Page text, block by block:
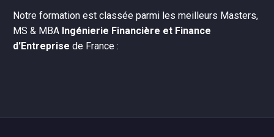
Notre formation est classée parmi les meilleurs Masters,
MS & MBA Ingénierie Financière et Finance
d'Entreprise de France :